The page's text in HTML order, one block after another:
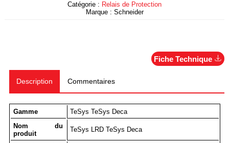
Catégorie : Relais de Protection
Marque : Schneider
Fiche Technique
Description Commentaires
Gamme
TeSys TeSys Deca
Nom du
produit
TeSys LRD TeSys Deca